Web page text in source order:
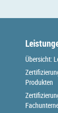
Übersicht:
Produkten